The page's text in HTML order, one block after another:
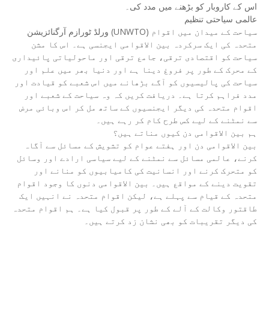
اس کے کاروبار کو بڑھنے میں مدد کی۔
عالمی سیاحتی تنظیم
ورلڈ ٹورازم آرگنائزیشن (UNWTO) سیاحت کے میدان میں اقوام
متحدہ کی ایک سرکردہ بین الاقوامی ایجنسی ہے۔ اس کا مشن
سیاحت کو اقتصادی ترقی، جامع ترقی اور ماحولیاتی پائیداری
کے محرک کے طور پر فروغ دینا ہے اور دنیا بھر میں علم اور
سیاحت کی پالیسیوں کو آگے بڑھانے میں اس شعبے کو قیادت اور
مدد فراہم کرتا ہے۔ دریافت کریں کہ وہ سیاحت کے شعبے اور
اقوام متحدہ کی دیگر ایجنسیوں کے ساتھ مل کر اس وبائی مرض
سے نمٹنے کے لیے کس طرح کام کر رہے ہیں۔
ہم بین الاقوامی دن کیوں مناتے ہیں؟
بین الاقوامی دن اور ہفتے عوام کو تشویش کے مسائل سے آگاہ
کرنے، عالمی مسائل سے نمٹنے کے لیے سیاسی ارادے اور وسائل
کو متحرک کرنے اور انسانیت کی کامیابیوں کو منانے اور
تقویت دینے کے مواقع ہیں۔ بین الاقوامی دنوں کا وجود اقوام
متحدہ کے قیام سے پہلے ہے، لیکن اقوام متحدہ نے انہیں ایک
طاقتور وکالت کے آلے کے طور پر قبول کیا ہے۔ ہم اقوام متحدہ
کی دیگر تقریبات کو بھی نشان زد کرتے ہیں۔